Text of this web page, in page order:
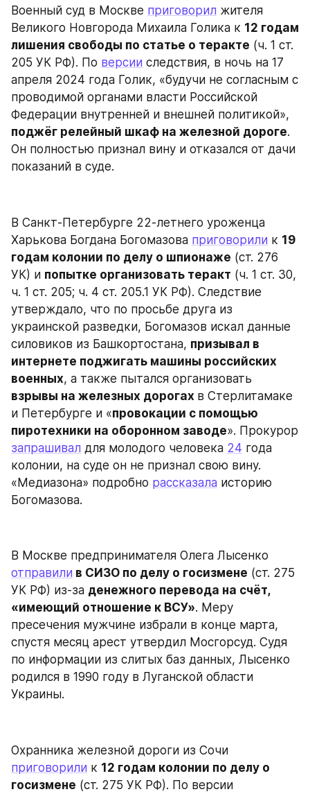
Военный суд в Москве приговорил жителя
Великого Новгорода Михаила Голика к 12 годам
лишения свободы по статье о теракте (ч. 1 ст.
205 УК РФ). По версии следствия, в ночь на 17
апреля 2024 года Голик, «будучи не согласным с
проводимой органами власти Российской
поджёг релейный шкаф на железной дороге.
Он полностью признал вину и отказался от дачи
показаний в суде.
В Санкт-Петербурге 22-летнего уроженца
Харькова Богдана Богомазова приговорили к 19
годам колонии по делу о шпионаже (ст. 276
УК) и попытке организовать теракт (ч. 1 ст. 30,
ч. 1 ст. 205; ч. 4 ст. 205.1 УК РФ). Следствие
утверждало, что по просьбе друга из
украинской разведки, Богомазов искал данные
силовиков из Башкортостана, призывал в
интернете поджигать машины российских
военных
взрывы на железных дорогах в Стерлитамаке
и Петербурге и «провокации с помощью
пиротехники на оборонном заводе
запрашивал для молодого человека 24 года
колонии, на суде он не признал свою вину.
«Медиазона» подробно рассказала историю
Богомазова.
отправили в СИЗО по делу о госизмене (ст. 275
УК РФ) из‑за денежного перевода на счёт,
«имеющий отношение к ВСУ». Меру
пресечения мужчине избрали в конце марта,
спустя месяц арест утвердил Мосгорсуд. Судя
по информации из слитых баз данных, Лысенко
родился в 1990 году в Луганской области
Украины.
приговорили к 12 годам колонии по делу о
госизмене (ст. 275 УК РФ). По версии